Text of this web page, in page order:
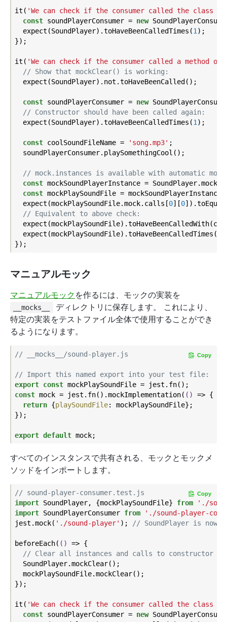
it( 'We can check if the consumer called the class
const soundPlayerConsumer = new
  expect(SoundPlayer).toHaveBeenCalledTimes(
1 );
});
it( 'We can check if the consumer called a method
// Show that mockClear() is working:
  expect(SoundPlayer).not.toHaveBeenCalled();
const soundPlayerConsumer = new
// Constructor should have been called again:
  expect(SoundPlayer).toHaveBeenCalledTimes(
1 );
const coolSoundFileName = 'song.mp3' ;
  soundPlayerConsumer.playSomethingCool();
// mock.instances is available with automatic
const mockSoundPlayerInstance =
const mockPlaySoundFile =
  expect(mockPlaySoundFile.mock.calls[
0][0
// Equivalent to above check:
  expect(mockPlaySoundFile).toHaveBeenCalledTimes(
マニュアルモック
マニュアルモック を作るには、モックの実装を
__mocks__
ディレクトリに保存します。 これにより、
特定の実装をテストファイル全体で使用することができ
るようになります。
// __mocks__/sound-player.js
// Import this named export into your test file:
export const
const mock = jest.fn().mockImplementation( () => {
return {playSoundFile: mockPlaySoundFile};
});
export default
Copy
すべてのインスタンスで共有される、モックとモックメ
ソッドをインポートします。
// sound-player-consumer.test.js
import SoundPlayer, {mockPlaySoundFile} from
'./
import SoundPlayerConsumer from
'./sound-player-
jest.mock( './sound-player' ); // SoundPlayer is now
beforeEach( () => {
// Clear all instances and calls to constructor
  SoundPlayer.mockClear();
  mockPlaySoundFile.mockClear();
});
it( 'We can check if the consumer called the class
const soundPlayerConsumer = new
Copy